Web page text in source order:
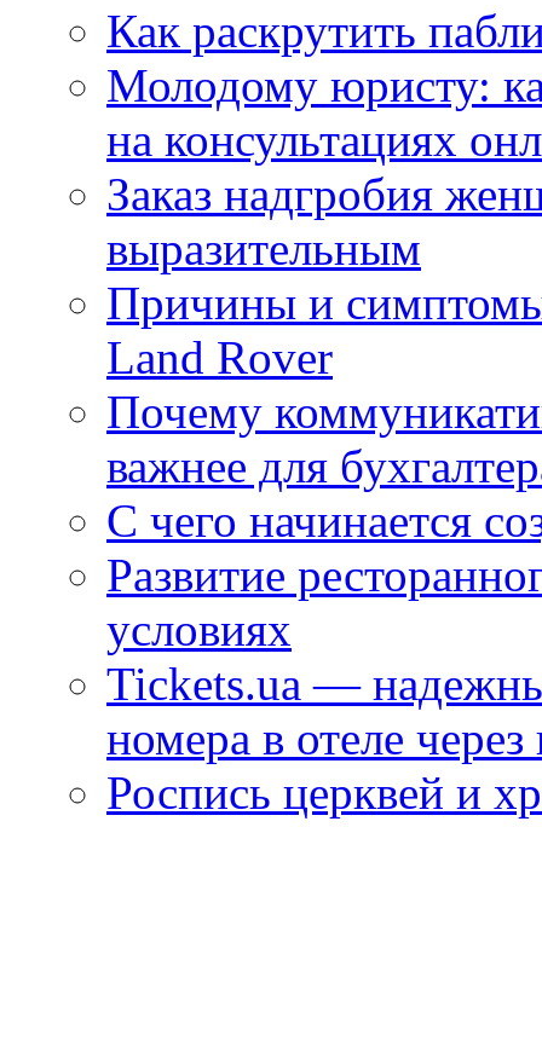
Как раскрутить
Молодому юристу:
на консультациях
Заказ надгробия
выразительным
Причины и
Land Rover
Почему
важнее для
С чего начинается
Развитие
условиях
Tickets.ua —
номера в отеле через
Роспись церквей и